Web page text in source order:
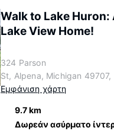
Walk to Lake Huron:
Lake View Home!
324 Parson
St, Alpena, Michigan 49707,
Εμφάνιση χάρτη
9.7 km
Δωρεάν ασύρματο